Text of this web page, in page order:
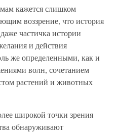
кажется слишком
воззрение, что история
частичка истории
и действия
же определенными, как и
волн, сочетанием
растений и животных
широкой точки зрения
обнаруживают